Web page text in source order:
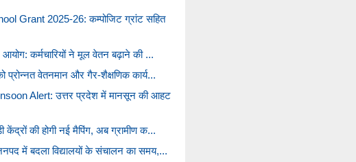
Grant 2025-26: कम्पोजिट ग्रांट सहित
आयोग: कर्मचारियों ने मूल वेतन बढ़ाने की ...
प्रोन्नत वेतनमान और गैर-शैक्षणिक कार्य...
Alert: उत्तर प्रदेश में मानसून की आहट
केंद्रों की होगी नई मैपिंग, अब ग्रामीण क...
में बदला विद्यालयों के संचालन का समय,...